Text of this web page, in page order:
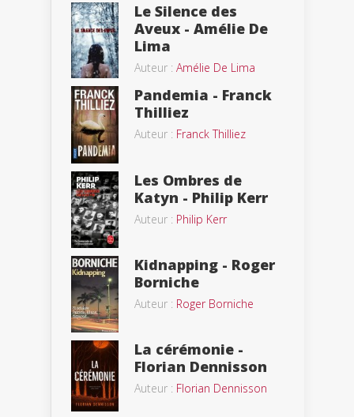
Le Silence des
Aveux - Amélie De
Lima
Auteur : Amélie De Lima
Pandemia - Franck
Thilliez
Auteur : Franck Thilliez
Les Ombres de
Katyn - Philip Kerr
Auteur : Philip Kerr
Kidnapping - Roger
Borniche
Auteur : Roger Borniche
La cérémonie -
Florian Dennisson
Auteur : Florian Dennisson